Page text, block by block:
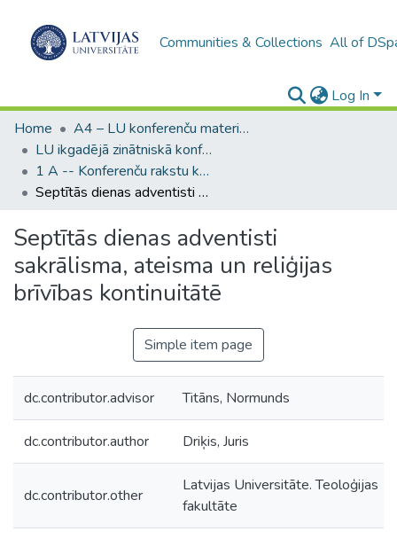
Communities & Collections All of
Log In
Home
A4 – LU konferenču materiāli / Conference papers of the UL
LU ikgadējā zinātniskā konference / Scientific Conference of the University of Latvia
1 A -- Konferenču rakstu krājumi (LU) / Scientific papers
Septītās dienas adventisti sakrālisma, ateisma un reliģijas brīvības kontinuitātē
Septītās dienas adventisti
sakrālisma, ateisma un reliģijas
brīvības kontinuitātē
Simple item page
dc.contributor.advisor Titāns, Normunds
dc.contributor.author Driķis, Juris
dc.contributor.other
Latvijas Universitāte. Teoloģijas
fakultāte